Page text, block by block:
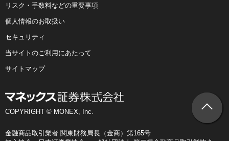
リスク・手数料などの重要事項
個人情報のお取扱い
セキュリティ
当サイトのご利用にあたって
サイトマップ
COPYRIGHT © MONEX, Inc.
金融商品取引業者 関東財務局長（金商）第165号